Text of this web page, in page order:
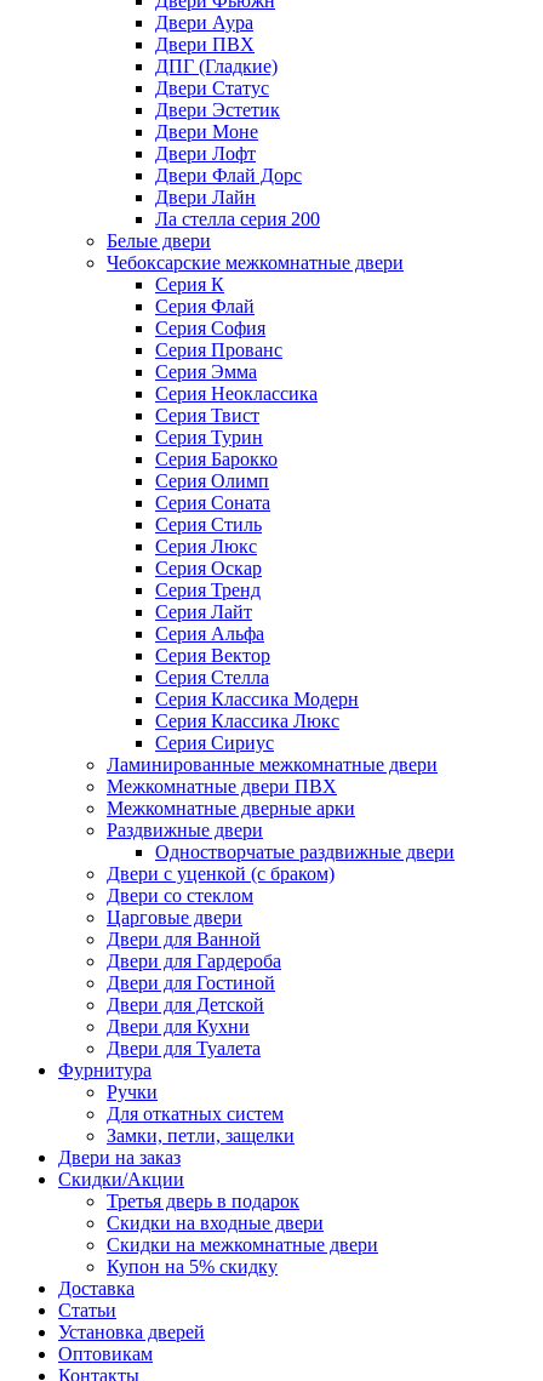
Двери Аура
Двери ПВХ
ДПГ (Гладкие)
Двери Статус
Двери Эстетик
Двери Моне
Двери Лофт
Двери Флай Дорс
Двери Лайн
Ла стелла серия 200
Белые двери
Чебоксарские межкомнатные двери
Серия К
Серия Флай
Серия София
Серия Прованс
Серия Эмма
Серия Неоклассика
Серия Твист
Серия Турин
Серия Барокко
Серия Олимп
Серия Соната
Серия Стиль
Серия Люкс
Серия Оскар
Серия Тренд
Серия Лайт
Серия Альфа
Серия Вектор
Серия Стелла
Серия Классика Модерн
Серия Классика Люкс
Серия Сириус
Ламинированные межкомнатные двери
Межкомнатные двери ПВХ
Межкомнатные дверные арки
Раздвижные двери
Одностворчатые раздвижные двери
Двери с уценкой (с браком)
Двери со стеклом
Царговые двери
Двери для Ванной
Двери для Гардероба
Двери для Гостиной
Двери для Детской
Двери для Кухни
Двери для Туалета
Фурнитура
Ручки
Для откатных систем
Замки, петли, защелки
Двери на заказ
Скидки/Акции
Третья дверь в подарок
Скидки на входные двери
Скидки на межкомнатные двери
Купон на 5% скидку
Доставка
Статьи
Установка дверей
Оптовикам
Контакты